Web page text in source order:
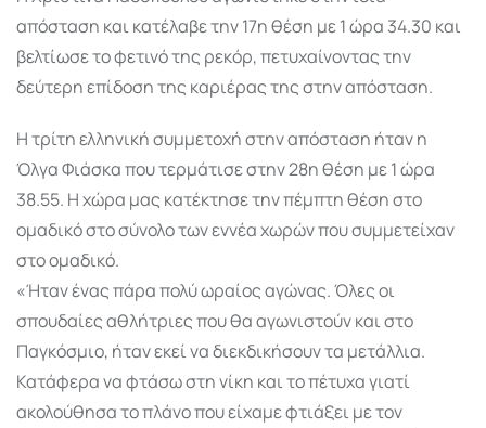
απόσταση και κατέλαβε την 17η θέση με 1 ώρα 34.30 και
βελτίωσε το φετινό της ρεκόρ, πετυχαίνοντας την
δεύτερη επίδοση της καριέρας της στην απόσταση.
Η τρίτη ελληνική συμμετοχή στην απόσταση ήταν η
Όλγα Φιάσκα που τερμάτισε στην 28η θέση με 1 ώρα
38.55. Η χώρα μας κατέκτησε την πέμπτη θέση στο
ομαδικό στο σύνολο των εννέα χωρών που συμμετείχαν
στο ομαδικό.
«Ήταν ένας πάρα πολύ ωραίος αγώνας. Όλες οι
σπουδαίες αθλήτριες που θα αγωνιστούν και στο
Παγκόσμιο, ήταν εκεί να διεκδικήσουν τα μετάλλια.
Κατάφερα να φτάσω στη νίκη και το πέτυχα γιατί
ακολούθησα το πλάνο που είχαμε φτιάξει με τον